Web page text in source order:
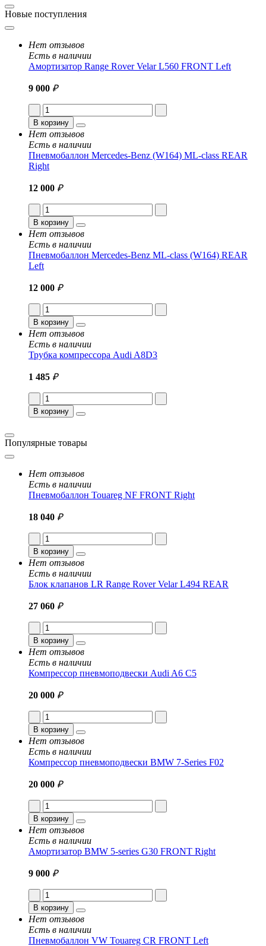
Новые поступления
Нет отзывов
Есть в наличии
Амортизатор Range Rover Velar L560 FRONT Left
9 000 ₽
В корзину
Нет отзывов
Есть в наличии
Пневмобаллон Mercedes-Benz (W164) ML-class REAR
Right
12 000 ₽
В корзину
Нет отзывов
Есть в наличии
Пневмобаллон Mercedes-Benz ML-class (W164) REAR
Left
12 000 ₽
В корзину
Нет отзывов
Есть в наличии
Трубка компрессора Audi A8D3
1 485 ₽
В корзину
Популярные товары
Нет отзывов
Есть в наличии
Пневмобаллон Touareg NF FRONT Right
18 040 ₽
В корзину
Нет отзывов
Есть в наличии
Блок клапанов LR Range Rover Velar L494 REAR
27 060 ₽
В корзину
Нет отзывов
Есть в наличии
Компрессор пневмоподвески Audi A6 C5
20 000 ₽
В корзину
Нет отзывов
Есть в наличии
Компрессор пневмоподвески BMW 7-Series F02
20 000 ₽
В корзину
Нет отзывов
Есть в наличии
Амортизатор BMW 5-series G30 FRONT Right
9 000 ₽
В корзину
Нет отзывов
Есть в наличии
Пневмобаллон VW Touareg CR FRONT Left